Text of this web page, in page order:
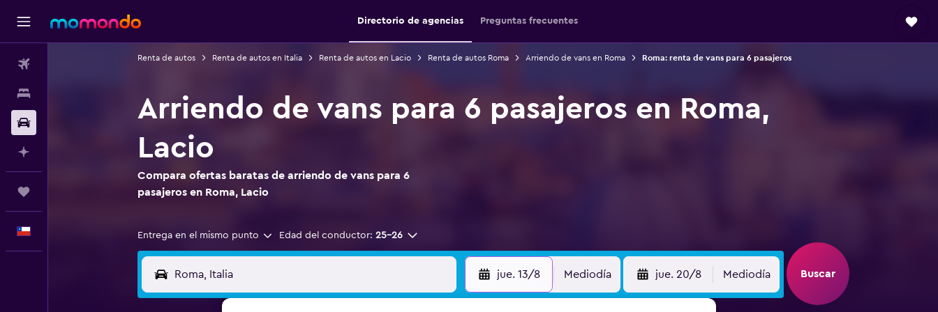
Directorio de agencias Preguntas frecuentes
Renta de autos Renta de autos en Italia Renta de autos en Lacio Renta de autos Roma Arriendo de vans en Roma Roma: renta de vans para 6 pasajeros
Arriendo de vans para 6 pasajeros en Roma,
Lacio
Compara ofertas baratas de arriendo de vans para 6
pasajeros en Roma, Lacio
Entrega en el mismo punto Edad del conductor: 25-26
jue. 13/8 Mediodía jue. 20/8 Mediodía Buscar